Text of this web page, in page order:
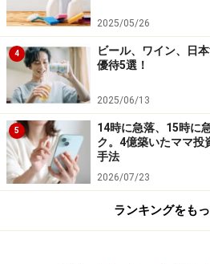
2025/05/26
4
ビール、ワイン、日
優待5選！
2025/06/13
5
14時に急落、15時に
ク。4億築いたママ投
手法
2026/07/23
ランキングをも